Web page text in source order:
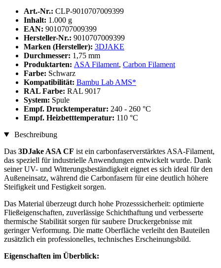
Art.-Nr.: CLP-9010707009399
Inhalt: 1.000 g
EAN: 9010707009399
Hersteller-Nr.: 9010707009399
Marken (Hersteller): 3DJAKE
Durchmesser: 1,75 mm
Produktarten: ASA Filament, Carbon Filament
Farbe: Schwarz
Kompatibilität: Bambu Lab AMS*
RAL Farbe: RAL 9017
System: Spule
Empf. Drucktemperatur: 240 - 260 °C
Empf. Heizbetttemperatur: 110 °C
Beschreibung
Das 3DJake ASA CF ist ein carbonfaserverstärktes ASA-Filament,
das speziell für industrielle Anwendungen entwickelt wurde. Dank
seiner UV- und Witterungsbeständigkeit eignet es sich ideal für den
Außeneinsatz, während die Carbonfasern für eine deutlich höhere
Steifigkeit und Festigkeit sorgen.
Das Material überzeugt durch hohe Prozesssicherheit: optimierte
Fließeigenschaften, zuverlässige Schichthaftung und verbesserte
thermische Stabilität sorgen für saubere Druckergebnisse mit
geringer Verformung. Die matte Oberfläche verleiht den Bauteilen
zusätzlich ein professionelles, technisches Erscheinungsbild.
Eigenschaften im Überblick: